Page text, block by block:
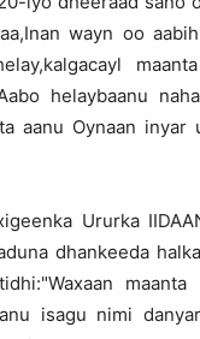
wayn oo
helaybaanu
aanu Oynaan inyar
Ururka
dhankeeda
isagu nimi